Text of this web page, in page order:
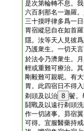
是次第輪轉不息。
六百刹那名一迦羅
三十摸呼律多爲一
胃宿縱惡自在如首
隱。汝等天人見彼
乃護衆生。一切天
於法令乃濟衆生。
輕或重難可療治。
剛毅難可親昵。有
胃。此四宿日不得
剃頭及以治 8 鬢。
鬪戰及以遠行剃頭
作一切諸事。昴宿
可得。宜服醫藥持